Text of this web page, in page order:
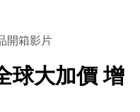
開箱影片
球大加價 增